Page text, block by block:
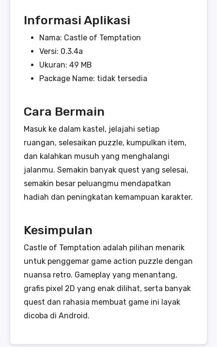
Informasi Aplikasi
Nama: Castle of Temptation
Versi: 0.3.4a
Ukuran: 49 MB
Package Name: tidak tersedia
Cara Bermain
Masuk ke dalam kastel, jelajahi setiap
ruangan, selesaikan puzzle, kumpulkan item,
dan kalahkan musuh yang menghalangi
jalanmu. Semakin banyak quest yang selesai,
semakin besar peluangmu mendapatkan
hadiah dan peningkatan kemampuan karakter.
Kesimpulan
Castle of Temptation adalah pilihan menarik
untuk penggemar game action puzzle dengan
nuansa retro. Gameplay yang menantang,
grafis pixel 2D yang enak dilihat, serta banyak
quest dan rahasia membuat game ini layak
dicoba di Android.